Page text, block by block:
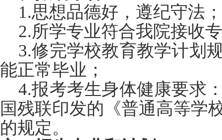
1.思想品德好，遵纪守法；
2.所学专业符合我院接收
3.修完学校教育教学计划
能正常毕业；
4.报考考生身体健康要求
国残联印发的《普通高等学
的规定。